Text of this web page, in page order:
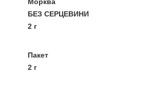
БЕЗ СЕРЦЕВИНИ
2 г
Пакет
2 г